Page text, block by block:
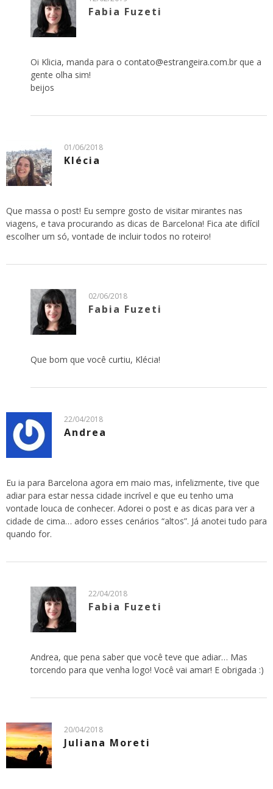
Fabia Fuzeti
Oi Klicia, manda para o contato@estrangeira.com.br que a
gente olha sim!
beijos
01/06/2018
Klécia
Que massa o post! Eu sempre gosto de visitar mirantes nas
viagens, e tava procurando as dicas de Barcelona! Fica ate difícil
escolher um só, vontade de incluir todos no roteiro!
02/06/2018
Fabia Fuzeti
Que bom que você curtiu, Klécia!
22/04/2018
Andrea
Eu ia para Barcelona agora em maio mas, infelizmente, tive que
adiar para estar nessa cidade incrível e que eu tenho uma
vontade louca de conhecer. Adorei o post e as dicas para ver a
cidade de cima… adoro esses cenários “altos”. Já anotei tudo para
quando for.
22/04/2018
Fabia Fuzeti
Andrea, que pena saber que você teve que adiar… Mas
torcendo para que venha logo! Você vai amar! E obrigada :)
20/04/2018
Juliana Moreti